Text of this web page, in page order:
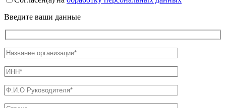
Введите ваши данные